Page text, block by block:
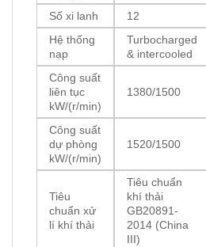
Số xi lanh 12
Hệ thống
nạp
Turbocharged
& intercooled
Công suất
liên tục
kW/(r/min)
1380/1500
Công suất
dự phòng
kW/(r/min)
1520/1500
Tiêu
chuẩn xử
lí khí thải
Tiêu chuẩn
khí thải
GB20891-
2014 (China
III)